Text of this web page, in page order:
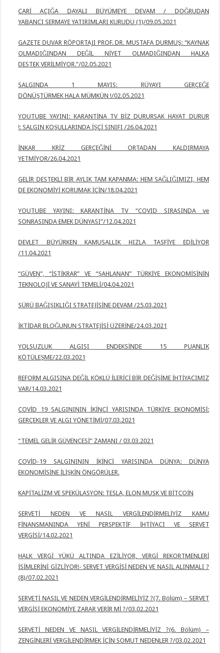
CARİ AÇIĞA DAYALI BÜYÜMEYE DEVAM / DOĞRUDAN
YABANCISERMAYEYATIRIMLARI KURUDU (1)/09.05.2021
GAZETE DUVAR RÖPORTAJI PROF. DR. MUSTAFA DURMUŞ: “KAYNAK
OLMADIĞINDAN DEĞİL NİYET OLMADIĞINDAN HALKA
DESTEKVERİLMİYOR.”/02.05.2021
SALGINDA 1 MAYIS: RÜYAYI GERÇEĞE
DÖNÜŞTÜRMEKHALAMÜMKÜN !/02.05.2021
YOUTUBE YAYINI: KARANTİNA TV BİZ DURURSAK HAYAT DURUR
!:SALGINKOŞULLARINDA İŞÇİ SINIFI /26.04.2021
İNKAR KRİZ GERÇEĞİNİ ORTADAN KALDIRMAYA
YETMİYOR/26.04.2021
GELİR DESTEKLİ BİR AYLIK TAM KAPANMA: HEM SAĞLIĞIMIZI, HEM
DE EKONOMİYİ KORUMAK İÇİN/18.04.2021
YOUTUBE YAYINI: KARANTİNA TV “COVID SIRASINDA ve
SONRASINDA EMEK DÜNYASI”/12.04.2021
DEVLET BÜYÜRKEN KAMUSALLIK HIZLA TASFİYE EDİLİYOR
/11.04.2021
“GÜVEN”, “İSTİKRAR” VE “ŞAHLANAN” TÜRKİYE EKONOMİSİNİN
TEKNOLOJİ VE SANAYİ TEMELİ/04.04.2021
SÜRÜ BAĞIŞIKLIĞI STRATEJİSİNE DEVAM /25.03.2021
İKTİDAR BLOĞUNUN STRATEJİSİ ÜZERİNE/24.03.2021
YOLSUZLUK ALGISI ENDEKSİNDE 15 PUANLIK
KÖTÜLEŞME/22.03.2021
REFORM ALGISINA DEĞİL KÖKLÜ İLERİCİ BİR DEĞİŞİME İHTİYACIMIZ
VAR/14.03.2021
COVİD 19 SALGINININ İKİNCİ YARISINDA TÜRKİYE EKONOMİSİ:
GERÇEKLER VE ALGI YÖNETİMİ/07.03.2021
“TEMEL GELİR GÜVENCESİ” ZAMANI / 03.03.2021
COVİD-19 SALGINININ İKİNCİ YARISINDA DÜNYA: DÜNYA
EKONOMİSİNE İLİŞKİN ÖNGÖRÜLER.
KAPİTALİZM VE SPEKÜLASYON: TESLA, ELON MUSK VE BİTCOİN
SERVETİ NEDEN VE NASIL VERGİLENDİRMELİYİZ KAMU
FİNANSMANINDA YENİ PERSPEKTİF İHTİYACI VE SERVET
VERGİSİ/14.02.2021
HALK VERGİ YÜKÜ ALTINDA EZİLİYOR, VERGİ REKORTMENLERİ
İSİMLERİNİ GİZLİYOR!- SERVET VERGİSİ NEDEN VE NASIL ALINMALI ?
(8)/07.02.2021
SERVETİ NASIL VE NEDEN VERGİLENDİRMELİYİZ ?(7. Bölüm) – SERVET
VERGİSİ EKONOMİYE ZARAR VERİR Mİ ?/03.02.2021
SERVETİ NEDEN VE NASIL VERGİLENDİRMELİYİZ ?(6. Bölüm) –
ZENGİNLERİVERGİLENDİRMEK İÇİN SOMUT NEDENLER ?/03.02.2021